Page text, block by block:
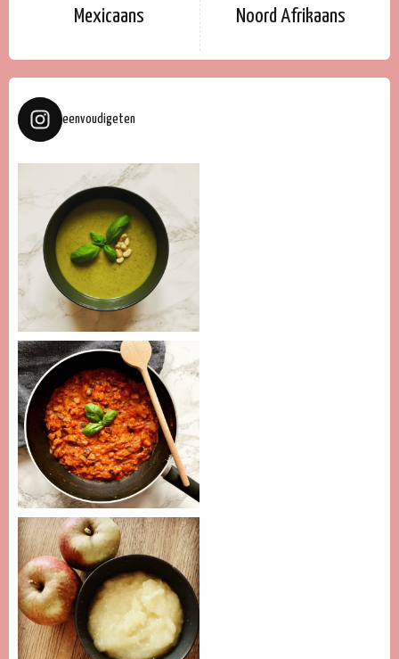
Mexicaans Noord Afrikaans
eenvoudigeten